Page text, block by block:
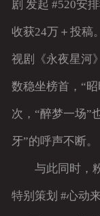
剧 发起 #520安
收获24万＋投稿
视剧《永夜星河
数稳坐榜首，“
次，“醉梦一场”
牙”的呼声不断。
与此同时，粉
特别策划 #心动